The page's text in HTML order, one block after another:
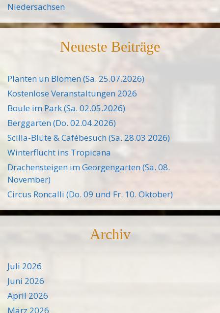
Niedersachsen
Neueste Beiträge
Planten un Blomen (Sa. 25.07.2026)
Kostenlose Veranstaltungen 2026
Boule im Park (Sa. 02.05.2026)
Berggarten (Do. 02.04.2026)
Scilla-Blüte & Cafébesuch (Sa. 28.03.2026)
Winterflucht ins Tropicana
Drachensteigen im Georgengarten (Sa. 08.
November)
Circus Roncalli (Do. 09 und Fr. 10. Oktober)
Archiv
Juli 2026
Juni 2026
April 2026
März 2026